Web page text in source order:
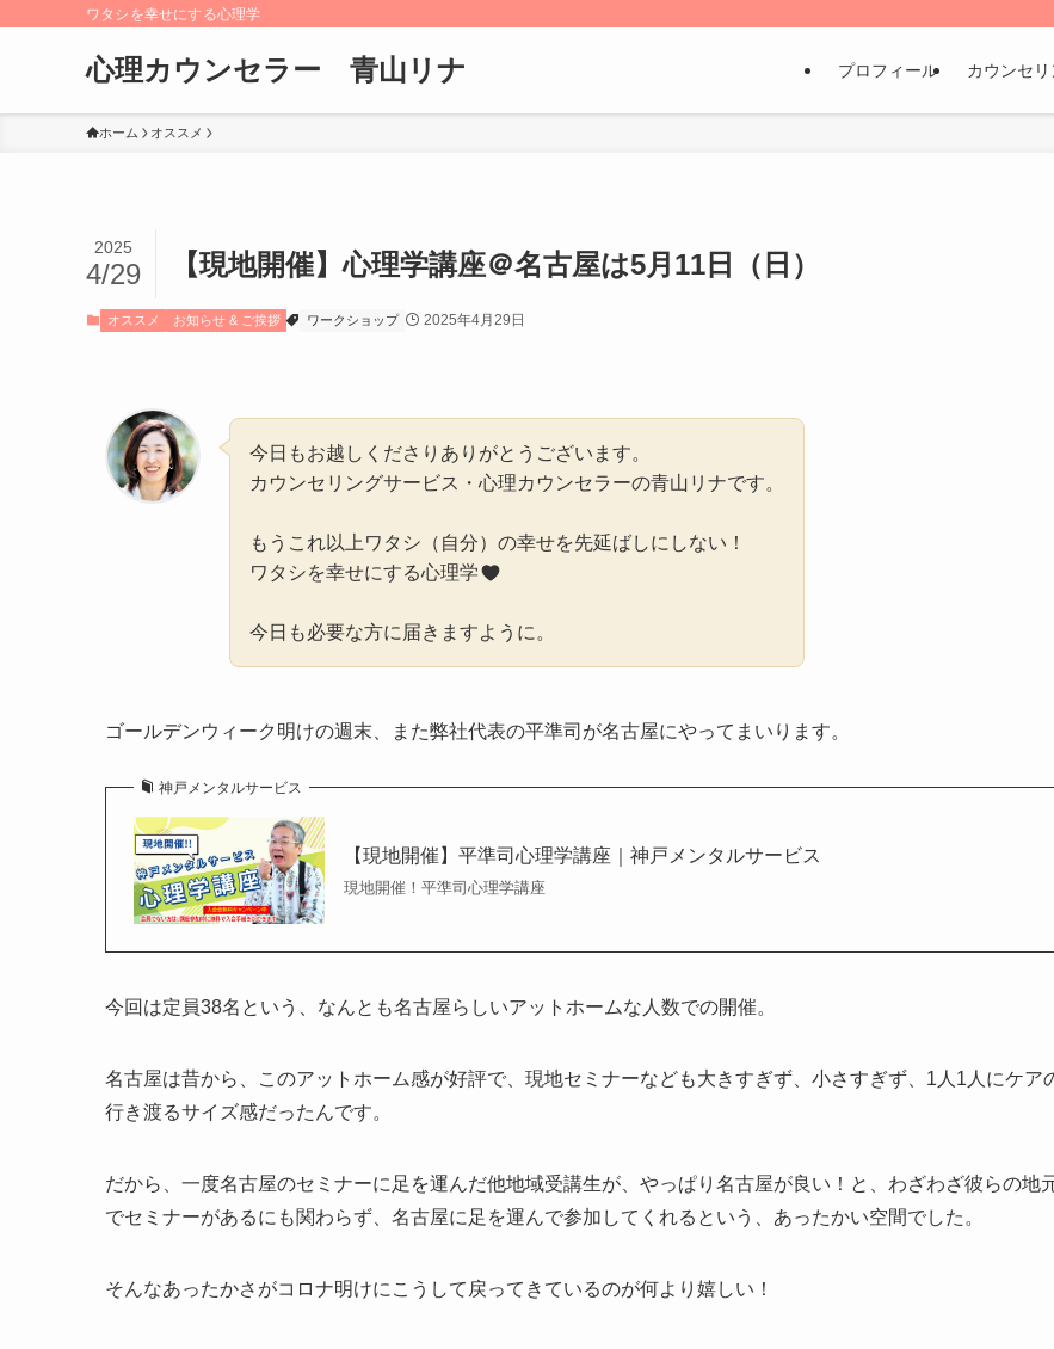
ワタシを幸せにする心理学
心理カウンセラー 青山リナ プロフィール カウンセ
ホーム オススメ
【現地開催】心理学講座＠名古屋は5月11日（日）
2025
4/29
オススメ お知らせ & ご挨拶 ワークショップ 2025年4月29日
今日もお越しくださりありがとうございます。
カウンセリングサービス・心理カウンセラーの青山リナです。
もうこれ以上ワタシ（自分）の幸せを先延ばしにしない！
ワタシを幸せにする心理学
今日も必要な方に届きますように。
ゴールデンウィーク明けの週末、また弊社代表の平準司が名古屋にやってまいります。
神戸メンタルサービス
【現地開催】平準司心理学講座｜神戸メンタルサービス
現地開催！平準司心理学講座
今回は定員38名という、なんとも名古屋らしいアットホームな人数での開催。
名古屋は昔から、このアットホーム感が好評で、現地セミナーなども大きすぎず、小さすぎず、1人1人にケア
行き渡るサイズ感だったんです。
だから、一度名古屋のセミナーに足を運んだ他地域受講生が、やっぱり名古屋が良い！と、わざわざ彼らの地
でセミナーがあるにも関わらず、名古屋に足を運んで参加してくれるという、あったかい空間でした。
そんなあったかさがコロナ明けにこうして戻ってきているのが何より嬉しい！